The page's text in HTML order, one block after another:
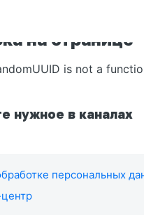
на странице
is not a
нужное в каналах
персональных